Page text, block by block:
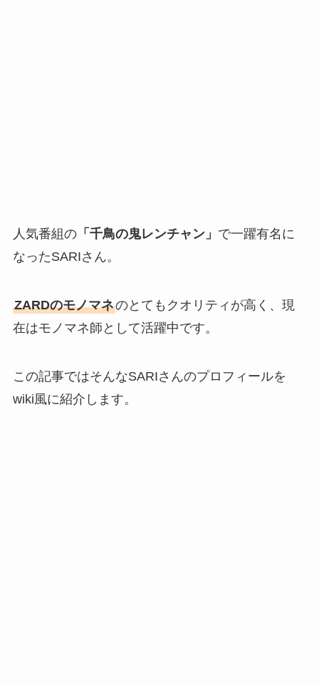
人気番組の「千鳥の鬼レンチャン」 で一躍有名に
なったSARIさん。
ZARDのモノマネのとてもクオリティが高く、現
在はモノマネ師として活躍中です。
この記事ではそんなSARIさんのプロフィールを
wiki風に紹介します。